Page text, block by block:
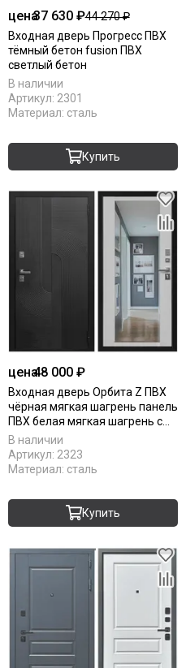
цена37 630 ₽44 270 ₽
Входная дверь Прогресс ПВХ
тёмный бетон fusion ПВХ
светлый бетон
В наличии
Артикул: 2301
Материал: сталь
Купить
цена48 000 ₽
Входная дверь Орбита Z ПВХ
чёрная мягкая шагрень панель
ПВХ белая мягкая шагрень с
зеркалом Z
В наличии
Артикул: 2323
Материал: сталь
Купить